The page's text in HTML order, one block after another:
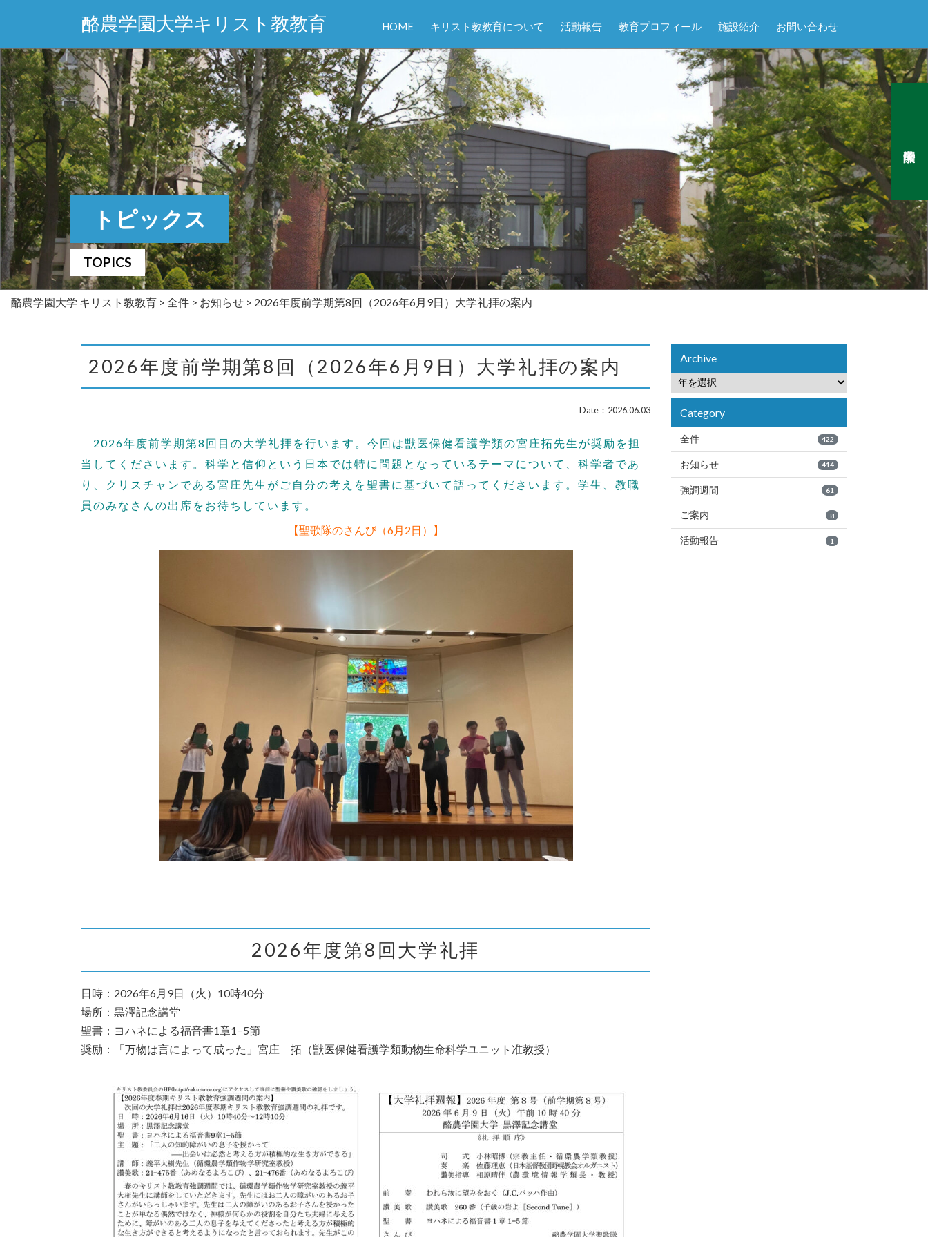
酪農学園大学キリスト教教育 HOME キリスト教教育について 活動報告 教育プロフィール 施設紹介 お問い合わせ
トピックス
TOPICS
酪農学園大学 キリスト教教育 > 全件 > お知らせ > 2026年度前学期第8回（2026年6月9日）大学礼拝の案内
2026年度前学期第8回（2026年6月9日）大学礼拝の案内
Date：2026.06.03
2026年度前学期第8回目の大学礼拝を行います。今回は獣医保健看護学類の宮庄拓先生が奨励を担
当してくださいます。科学と信仰という日本では特に問題となっているテーマについて、科学者であ
り、クリスチャンである宮庄先生がご自分の考えを聖書に基づいて語ってくださいます。学生、教職
員のみなさんの出席をお待ちしています。
【聖歌隊のさんび（6月2日）】
2026年度第8回大学礼拝
日時：2026年6月9日（火）10時40分
場所：黒澤記念講堂
聖書：ヨハネによる福音書1章1−5節
奨励：「万物は言によって成った」宮庄 拓（獣医保健看護学類動物生命科学ユニット准教授）
Archive
Category
全件 422
お知らせ 414
強調週間 61
ご案内 8
活動報告 1